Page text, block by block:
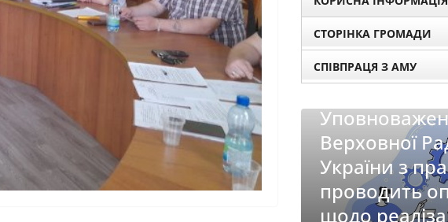
СТОРІНКА ГРОМАДИ
СПІВПРАЦЯ З АМУ
НОВИНИ
Уповноважений
Верховної Ради
України з прав людини
проводить опитування
НОВИНИ